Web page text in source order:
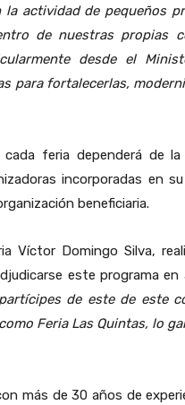
actividad de pequeños
de nuestras propias
desde el
para fortalecerlas,
cada feria dependerá de
incorporadas en
beneficiaria.
Víctor Domingo Silva,
este programa en
de este de este
Feria Las Quintas, lo
más de 30 años de